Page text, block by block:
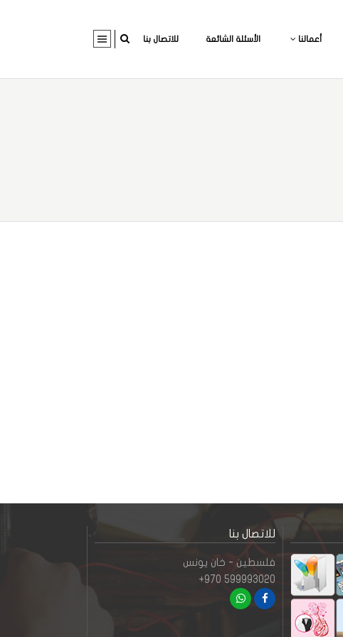
أعمالنا الأسئلة الشائعة للاتصال بنا
للاتصال بنا
فلسطين - خان يونس
+970 599993020